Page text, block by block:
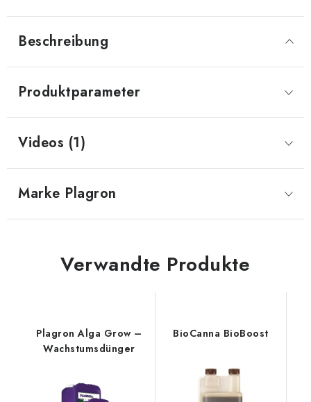
Beschreibung
Produktparameter
Videos (1)
Marke Plagron
Verwandte Produkte
Plagron Alga Grow –
Wachstumsdünger
BioCanna BioBoost